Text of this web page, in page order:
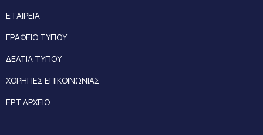
ΕΤΑΙΡΕΙΑ
ΓΡΑΦΕΙΟ ΤΥΠΟΥ
ΔΕΛΤΙΑ ΤΥΠΟΥ
ΧΟΡΗΓΙΕΣ ΕΠΙΚΟΙΝΩΝΙΑΣ
ΕΡΤ ΑΡΧΕΙΟ